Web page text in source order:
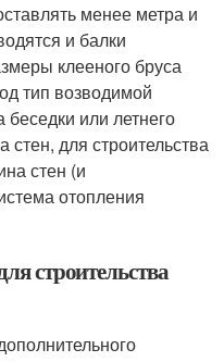
менее метра и
и балки
клееного бруса
тип возводимой
беседки или летнего
для строительства
стен (и
отопления
строительства